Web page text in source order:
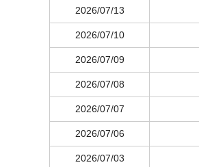
2026/07/13
2026/07/10
2026/07/09
2026/07/08
2026/07/07
2026/07/06
2026/07/03